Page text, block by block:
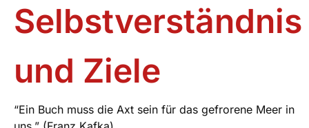
Selbstverständnis
und Ziele
“Ein Buch muss die Axt sein für das gefrorene Meer in